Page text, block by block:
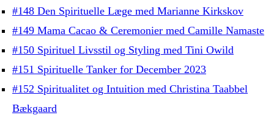
#148 Den Spirituelle Læge med Marianne Kirkskov
#149 Mama Cacao & Ceremonier med Camille Namaste
#150 Spirituel Livsstil og Styling med Tini Owild
#151 Spirituelle Tanker for December 2023
#152 Spiritualitet og Intuition med Christina Taabbel
Bækgaard